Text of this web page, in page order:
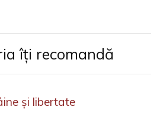
îți recomandă